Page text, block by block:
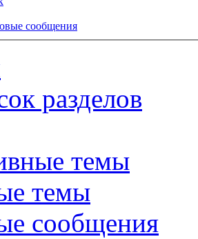
сообщения
разделов
темы
темы
сообщения